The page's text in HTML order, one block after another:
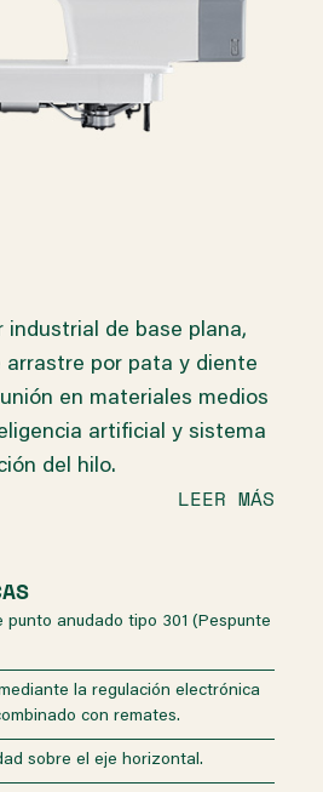
industrial de base plana,
arrastre por pata y diente
en materiales medios
artificial y sistema
del hilo.
LEER MÁS
punto anudado tipo 301 (Pespunte
la regulación electrónica
con remates.
sobre el eje horizontal.